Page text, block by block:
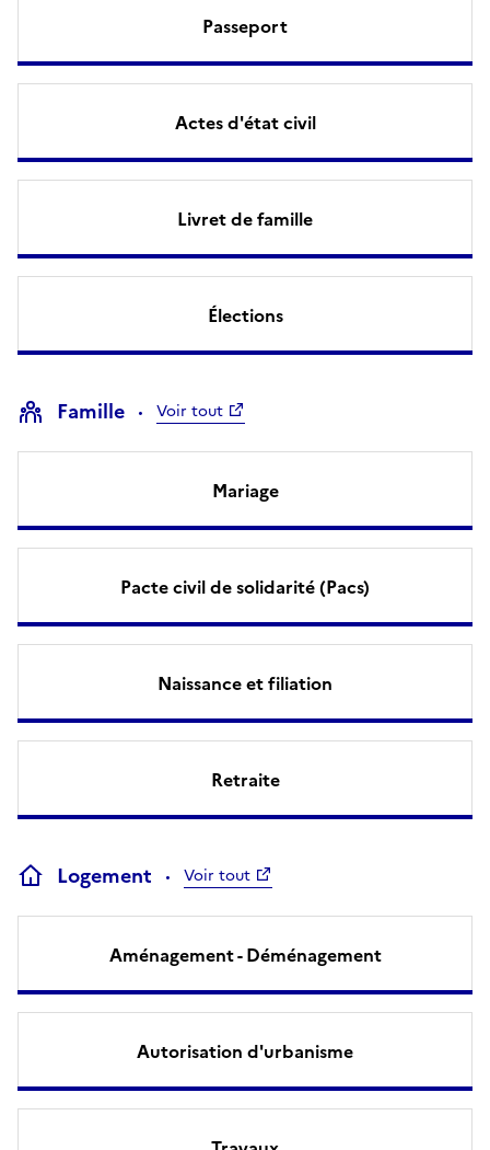
Passeport
Actes d'état civil
Livret de famille
Élections
Famille Voir tout
Mariage
Pacte civil de solidarité (Pacs)
Naissance et filiation
Retraite
Logement Voir tout
Aménagement - Déménagement
Autorisation d'urbanisme